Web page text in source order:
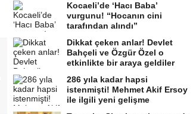
Kocaeli’de ‘Hacı Baba’
vurgunu! “Hocanın cini
tarafından alındı”
Dikkat çeken anlar! Devlet
Bahçeli ve Özgür Özel o
etkinlikte bir araya geldiler
286 yıla kadar hapsi
istenmişti! Mehmet Akif Ersoy
ile ilgili yeni gelişme